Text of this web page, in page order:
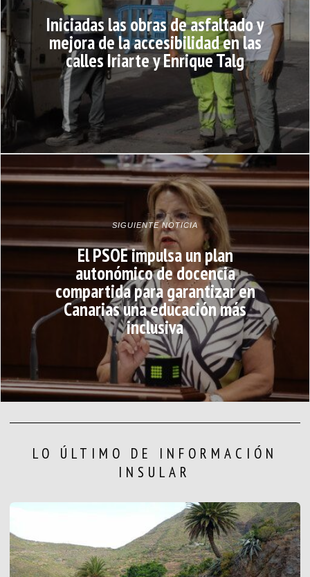
Iniciadas las obras de asfaltado y
mejora de la accesibilidad en las
calles Iriarte y Enrique Talg
SIGUIENTE NOTICIA
El PSOE impulsa un plan
autonómico de docencia
compartida para garantizar en
Canarias una educación más
inclusiva
LO ÚLTIMO DE INFORMACIÓN
INSULAR